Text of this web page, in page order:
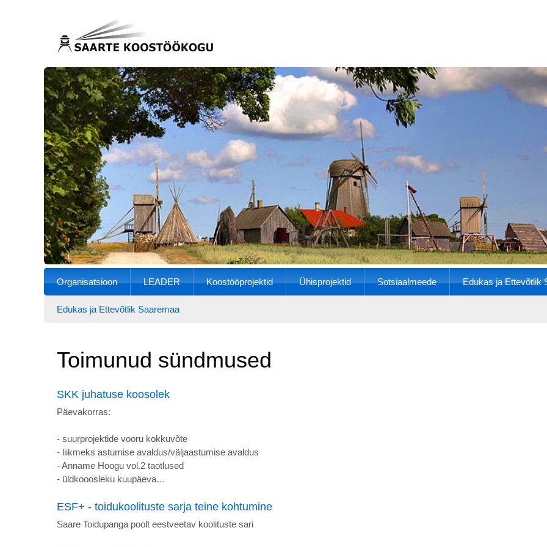
Organisatsioon LEADER Koostööprojektid Ühisprojektid Sotsiaalmeede Edukas ja Ettevõtlik
Edukas ja Ettevõtlik Saaremaa
Toimunud sündmused
SKK juhatuse koosolek
Päevakorras:
- suurprojektide vooru kokkuvõte
- liikmeks astumise avaldus/väljaastumise avaldus
- Anname Hoogu vol.2 taotlused
- üldkooosleku kuupäeva…
ESF+ - toidukoolituste sarja teine kohtumine
Saare Toidupanga poolt eestveetav koolituste sari